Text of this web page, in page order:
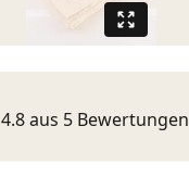
4.8 aus 5 Bewertungen